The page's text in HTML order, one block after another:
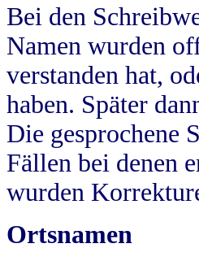
Bei den
Namen wurden
verstanden hat,
haben. Später
Die gesprochene
Fällen bei denen
wurden
Ortsnamen